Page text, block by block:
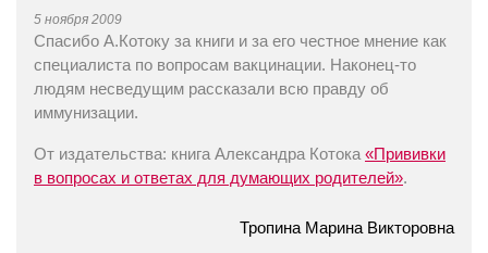
5 ноября 2009
Спасибо А.Котоку за книги и за его честное мнение как
специалиста по вопросам вакцинации. Наконец-то
людям несведущим рассказали всю правду об
иммунизации.
От издательства: книга Александра Котока «Прививки
в вопросах и ответах для думающих родителей».
Тропина Марина Викторовна